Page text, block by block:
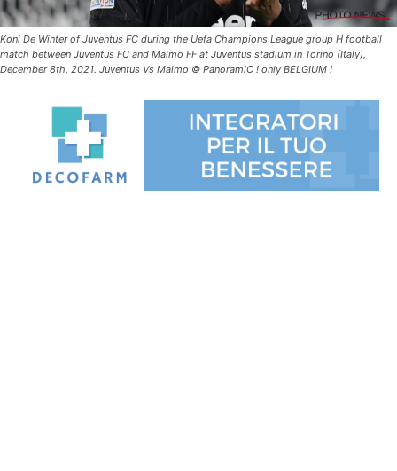
Koni De Winter of Juventus FC during the Uefa Champions League group H football
match between Juventus FC and Malmo FF at Juventus stadium in Torino (Italy),
December 8th, 2021. Juventus Vs Malmo © PanoramiC ! only BELGIUM !